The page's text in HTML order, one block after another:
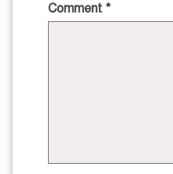
Comment *